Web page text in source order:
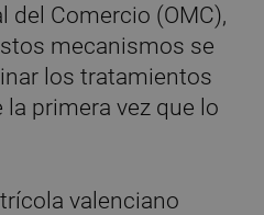
del Comercio (OMC),
mecanismos se
los tratamientos
la primera vez que lo
valenciano